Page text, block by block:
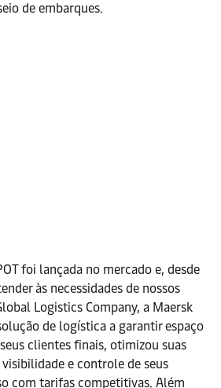
de embarques.
foi lançada no mercado e, desde
às necessidades de nossos
Logistics Company, a Maersk
de logística a garantir espaço
clientes finais, otimizou suas
e controle de seus
com tarifas competitivas. Além